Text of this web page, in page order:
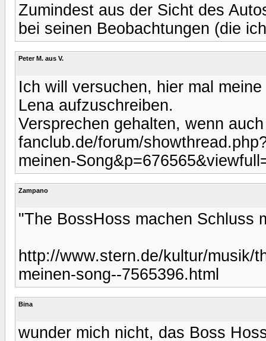
Zumindest aus der Sicht des
bei seinen Beobachtungen (die
Peter M. aus V.
Ich will versuchen, hier mal
Lena aufzuschreiben.
Versprechen gehalten, wenn
fanclub.de/forum/
meinen-
Zampano
"The BossHoss machen Schluss
http://www.stern.de/kultur/musik/
meinen-song--7565396.html
Bina
wunder mich nicht, das Boss